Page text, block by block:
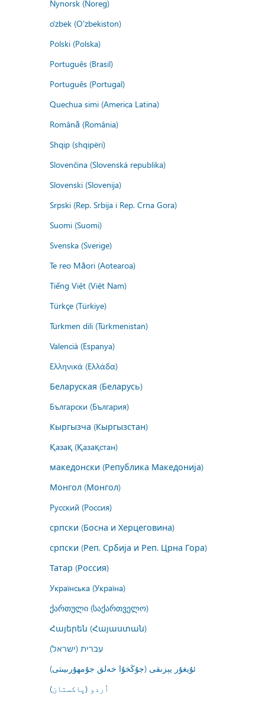
Nynorsk (Noreg)
o'zbek (O'zbekiston)
Polski (Polska)
Português (Brasil)
Português (Portugal)
Quechua simi (America Latina)
Română (România)
Shqip (shqipëri)
Slovenčina (Slovenská republika)
Slovenski (Slovenija)
Srpski (Rep. Srbija i Rep. Crna Gora)
Suomi (Suomi)
Svenska (Sverige)
Te reo Māori (Aotearoa)
Tiếng Việt (Việt Nam)
Türkçe (Türkiye)
Türkmen dili (Türkmenistan)
Valencià (Espanya)
Ελληνικά (Ελλάδα)
Беларуская (Беларусь)
Български (България)
Кыргызча (Кыргызстан)
Қазақ (Қазақстан)
македонски (Република Македонија)
Монгол (Монгол)
Русский (Россия)
српски (Босна и Херцеговина)
српски (Реп. Србија и Реп. Црна Гора)
Татар (Россия)
Українська (Україна)
ქართული (საქართველო)
Հայերեն (Հայաստան)
עברית (ישראל)
ئۇيغۇر يېزىقى (جۇڭخۇا خەلق جۇمھۇرىيىتى)
اُردو (پاکستان)